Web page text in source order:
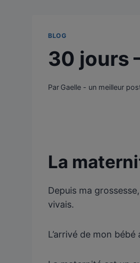
BLOG
30 jours
Par Gaelle - un meilleur
La
Depuis ma
vivais.
L’arrivé de mon